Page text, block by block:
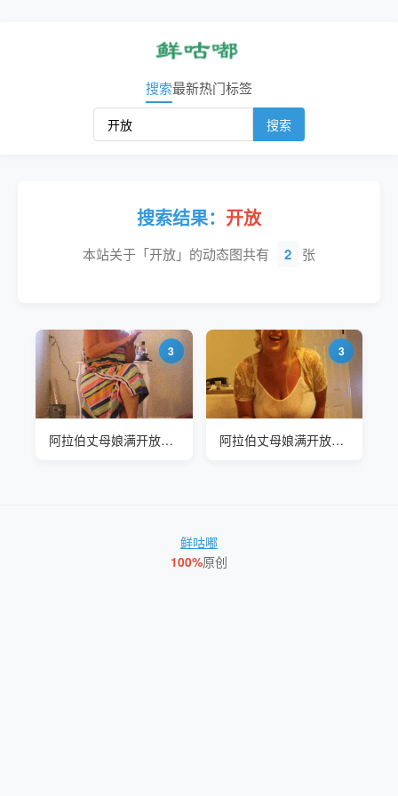
搜索最新热门标签
搜索
搜索结果： 开放
本站关于「开放」的动态图共有 2 张
3
阿拉伯丈母娘满开放的哦
3
阿拉伯丈母娘满开放的哦
鲜咕嘟
100%原创